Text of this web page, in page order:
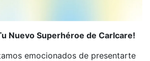
Nuevo Superhéroe de Carlcare!
emocionados de presentarte